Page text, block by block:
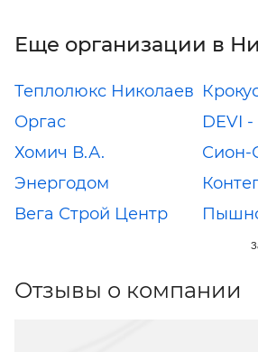
Еще организации в
Теплолюкс Николаев
Оргас
DEVI
Хомич В.А.
Сион-
Энергодом
Вега Строй Центр
Отзывы о компании